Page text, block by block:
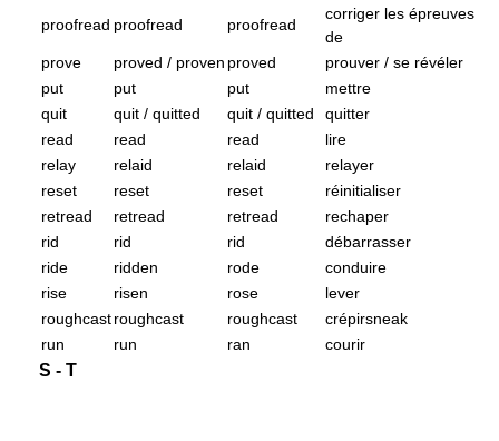
proofread proofread proofread
corriger les épreuves
de
prove
proved / proven proved
prouver / se révéler
put
put put
mettre
quit
quit / quitted quit / quitted
quitter
read
read read
lire
relay
relaid relaid
relayer
reset
reset reset
réinitialiser
retread
retread retread
rechaper
rid
rid rid
débarrasser
ride
ridden rode
conduire
rise
risen rose
lever
roughcastroughcast roughcast
crépirsneak
run
run ran courir
S - T